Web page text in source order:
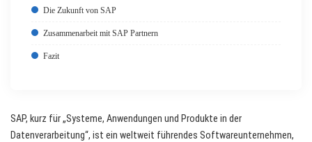
Die Zukunft von SAP
Zusammenarbeit mit SAP Partnern
Fazit
SAP, kurz für „Systeme, Anwendungen und Produkte in der
Datenverarbeitung“, ist ein weltweit führendes Softwareunternehmen,